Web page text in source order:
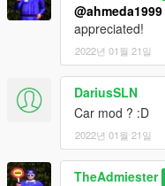
@ahmeda1999
appreciated!
2022년 01월 21일
DariusSLN
Car mod ? :D
2022년 01월 21일
TheAdmiester